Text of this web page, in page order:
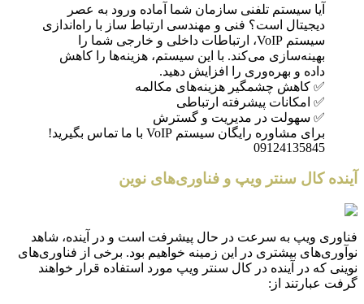
آیا سیستم تلفنی سازمان شما آماده ورود به عصر
دیجیتال است؟ فنی و مهندسی ارتباط ساز با راه‌اندازی
سیستم VoIP، ارتباطات داخلی و خارجی شما را
بهینه‌سازی می‌کند. با این سیستم، هزینه‌ها را کاهش
داده و بهره‌وری را افزایش دهید.
✅ کاهش چشمگیر هزینه‌های مکالمه
✅ امکانات پیشرفته ارتباطی
✅ سهولت در مدیریت و گسترش
برای مشاوره رایگان سیستم VoIP با ما تماس بگیرید!
09124135845
آینده کال سنتر ویپ و فناوری‌های نوین
فناوری ویپ به سرعت در حال پیشرفت است و در آینده، شاهد
نوآوری‌های بیشتری در این زمینه خواهیم بود. برخی از فناوری‌های
نوینی که در آینده در کال سنتر ویپ مورد استفاده قرار خواهند
گرفت عبارتند از: